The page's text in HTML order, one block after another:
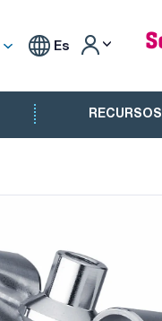
Es
RECURSOS